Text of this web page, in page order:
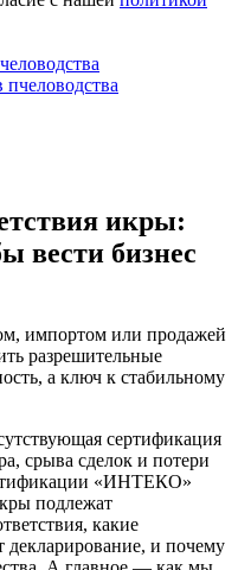
икры:
вести бизнес
импортом или продажей
разрешительные
а ключ к стабильному
сертификация
срыва сделок и потери
«ИНТЕКО»
подлежат
какие
и почему